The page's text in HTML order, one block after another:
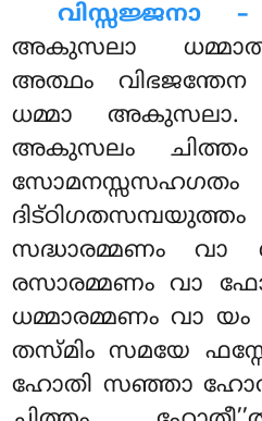
വിസ്സജ്ജനാ –
അകുസലാ
അത്ഥം വിഭജന്തേന
ധമ്മാ അകുസലാ.
അകുസലം ചിത്തം
സോമനസ്സസഹഗതം
സദ്ധാരമ്മണം വാ
രസാരമ്മണം വാ
ധമ്മാരമ്മണം വാ
തസ്മിം സമയേ
ഹോതി സഞ്ഞാ